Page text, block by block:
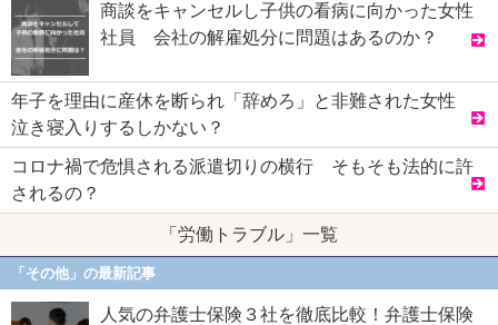
商談をキャンセルし子供の看病に向かった女性
社員 会社の解雇処分に問題はあるのか？
年子を理由に産休を断られ「辞めろ」と非難された女性
泣き寝入りするしかない？
コロナ禍で危惧される派遣切りの横行 そもそも法的に許
されるの？
「労働トラブル」一覧
「その他」の最新記事
人気の弁護士保険３社を徹底比較！弁護士保険